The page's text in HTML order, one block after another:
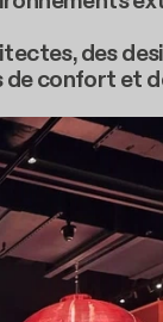
des
de confort et